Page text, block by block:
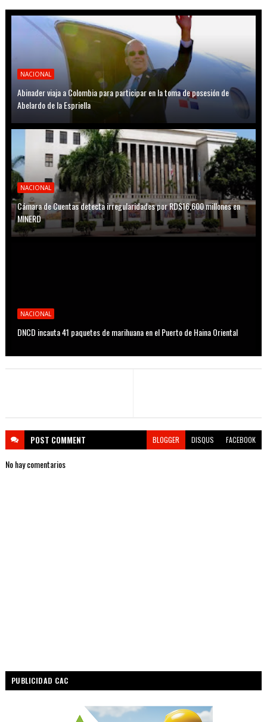
NACIONAL
Abinader viaja a Colombia para participar en la toma de posesión de
Abelardo de la Espriella
NACIONAL
Cámara de Cuentas detecta irregularidades por RD$16,600 millones en
MINERD
NACIONAL
DNCD incauta 41 paquetes de marihuana en el Puerto de Haina Oriental
POST COMMENT BLOGGER DISQUS FACEBOOK
No hay comentarios
PUBLICIDAD CAC